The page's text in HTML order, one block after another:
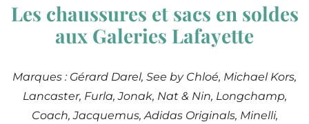
Les chaussures et sacs en soldes
aux Galeries Lafayette
Marques : Gérard Darel, See by Chloé, Michael Kors,
Lancaster, Furla, Jonak, Nat & Nin, Longchamp,
Coach, Jacquemus, Adidas Originals, Minelli,